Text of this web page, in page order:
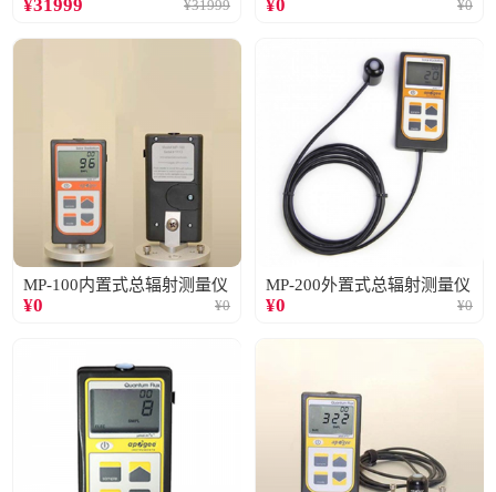
¥31999 ¥31999 ¥0 ¥0
MP-100内置式总辐射测量仪
¥0 ¥0
MP-200外置式总辐射测量仪
¥0 ¥0